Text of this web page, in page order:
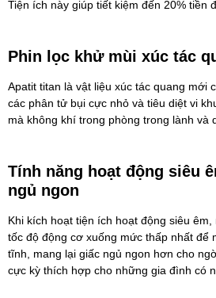
Tiện ích này giúp tiết kiệm đến 20% tiền
Phin lọc khử mùi xúc tác
Apatit titan là vật liệu xúc tác quang mới
các phân tử bụi cực nhỏ và tiêu diệt vi
mà không khí trong phòng trong lành và
Tính năng hoạt động siêu
ngủ ngon
Khi kích hoạt tiện ích hoạt động siêu
tốc độ động cơ xuống mức thấp nhất để
tĩnh, mang lại giấc ngủ ngon hơn cho
cực kỳ thích hợp cho những gia đình có